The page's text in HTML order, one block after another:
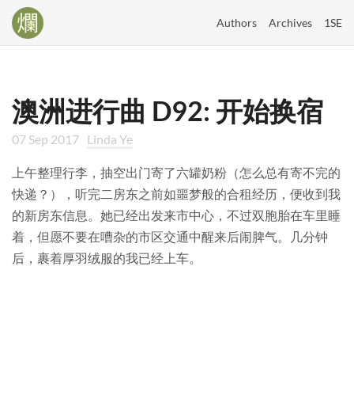
Authors Archives 1SE
澳洲进行曲 D92: 开始换宿
07 Sep 2017 Linda Ye
上午整理行李，抽空出门寄了六罐奶粉（怎么总有寄不完的
快递？），听完二房东之前如噩梦般的合租经历，便收到我
的新房东信息。她已经出发来市中心，不过双胞胎在车里睡
着，但愿不要在嘈杂的市区交通中醒来后闹脾气。几分钟
后，裹着厚羽绒服的我已经上车。